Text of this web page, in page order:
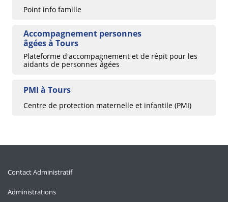
Point info famille
Accompagnement personnes
âgées à Tours
Plateforme d'accompagnement et de répit pour les
aidants de personnes âgées
PMI à Tours
Centre de protection maternelle et infantile (PMI)
Contact Administratif
Administrations